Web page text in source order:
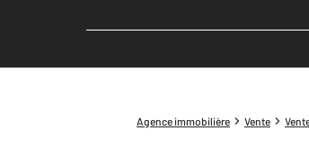
Agence immobilière Vente